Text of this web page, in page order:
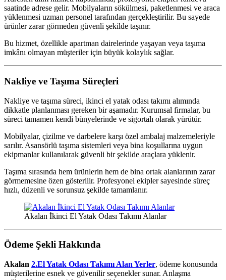
saatinde adrese gelir. Mobilyaların sökülmesi, paketlenmesi ve araca
yüklenmesi uzman personel tarafından gerçekleştirilir. Bu sayede
ürünler zarar görmeden güvenli şekilde taşınır.
Bu hizmet, özellikle apartman dairelerinde yaşayan veya taşıma
imkânı olmayan müşteriler için büyük kolaylık sağlar.
Nakliye ve Taşıma Süreçleri
Nakliye ve taşıma süreci, ikinci el yatak odası takımı alımında
dikkatle planlanması gereken bir aşamadır. Kurumsal firmalar, bu
süreci tamamen kendi bünyelerinde ve sigortalı olarak yürütür.
Mobilyalar, çizilme ve darbelere karşı özel ambalaj malzemeleriyle
sarılır. Asansörlü taşıma sistemleri veya bina koşullarına uygun
ekipmanlar kullanılarak güvenli bir şekilde araçlara yüklenir.
Taşıma sırasında hem ürünlerin hem de bina ortak alanlarının zarar
görmemesine özen gösterilir. Profesyonel ekipler sayesinde süreç
hızlı, düzenli ve sorunsuz şekilde tamamlanır.
Akalan İkinci El Yatak Odası Takımı Alanlar
Ödeme Şekli Hakkında
Akalan 2.El Yatak Odası Takımı Alan Yerler, ödeme konusunda
müşterilerine esnek ve güvenilir seçenekler sunar. Anlaşma